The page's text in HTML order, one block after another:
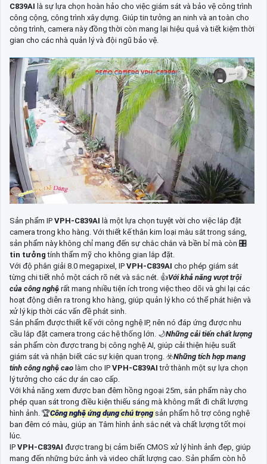
C839AI là sự lựa chọn hoàn hảo cho việc giám sát và bảo vệ công trình
công cộng, công trình xây dựng. Giúp tin tưởng an ninh và an toàn cho
công trình, camera này đồng thời còn mang lại hiệu quả và tiết kiệm thời
gian cho các nhà quản lý và đội ngũ bảo vệ.
Sản phẩm IP VPH-C839AI là một lựa chọn tuyệt vời cho việc lắp đặt
camera trong kho hàng. Với thiết kế thân kim loại màu sắt trong sáng,
sản phẩm này không chỉ mang đến sự chắc chắn và bền bỉ mà còn 🎛
tin tưởng tính thẩm mỹ cho không gian lắp đặt.
Với độ phân giải 8.0 megapixel, IP VPH-C839AI cho phép giám sát
từng chi tiết nhỏ một cách rõ nét và sắc nét. 👍Với khả năng vượt trội
của công nghệ rất mang nhiều tiện ích trong việc theo dõi và ghi lại các
hoạt động diễn ra trong kho hàng, giúp quản lý kho có thể phát hiện và
xử lý kịp thời các vấn đề phát sinh.
Sản phẩm được thiết kế với công nghệ IP, nên nó đáp ứng được nhu
cầu lắp đặt camera trong các hệ thống lớn. 🌙Những cải tiến chất lượng
sản phẩm còn được trang bị công nghệ AI, giúp cải thiện hiệu suất
giám sát và nhận biết các sự kiện quan trọng. ☣️Những tích hợp mang
tính công nghệ cao làm cho IP VPH-C839AItrở thành một sự lựa chọn
lý tưởng cho các dự án cao cấp.
Với khả năng xem được ban đêm hồng ngoại 25m, sản phẩm này cho
phép quan sát trong điều kiện thiếu sáng mà không mất đi chất lượng
hình ảnh. ️🏆Công nghệ ứng dụng chú trọng sản phẩm hỗ trợ công nghệ
ban đêm có màu, giúp an Tâm hình ảnh sắc nét và chất lượng tốt mọi
lúc.
IP VPH-C839AI được trang bị cảm biến CMOS xử lý hình ảnh đẹp, giúp
mang đến những bức ảnh và video chất lượng cao. Sản phẩm còn hỗ